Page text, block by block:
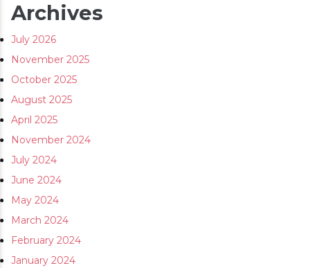
Archives
July 2026
November 2025
October 2025
August 2025
April 2025
November 2024
July 2024
June 2024
May 2024
March 2024
February 2024
January 2024